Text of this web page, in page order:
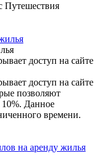
Путешествия
доступ на сайте
доступ на сайте
позволяют
Данное
времени.